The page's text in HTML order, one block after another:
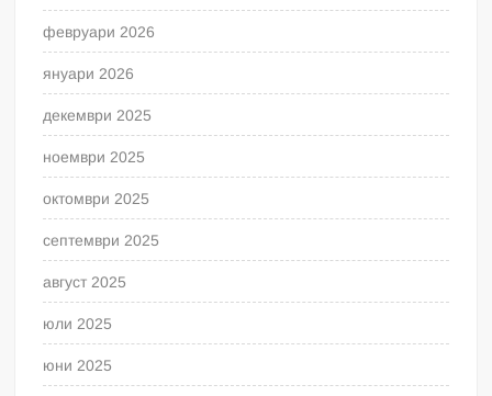
февруари 2026
януари 2026
декември 2025
ноември 2025
октомври 2025
септември 2025
август 2025
юли 2025
юни 2025